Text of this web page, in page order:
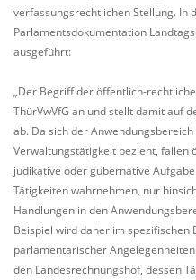
verfassungsrechtlichen Stellung. In
Parlamentsdokumentation
ausgeführt:
„Der Begriff der öffentlich-
ThürVwVfG an und stellt damit auf
ab. Da sich der
Verwaltungstätigkeit bezieht, fallen
judikative oder gubernative
Tätigkeiten wahrnehmen, nur
Handlungen in den
Beispiel wird daher im spezifischen
parlamentarischer
den Landesrechnungshof, dessen